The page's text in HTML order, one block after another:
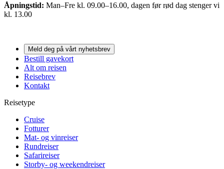
Åpningstid: Man–Fre kl. 09.00–16.00, dagen før rød dag stenger vi
kl. 13.00
Meld deg på vårt nyhetsbrev
Bestill gavekort
Alt om reisen
Reisebrev
Kontakt
Reisetype
Cruise
Fotturer
Mat- og vinreiser
Rundreiser
Safarireiser
Storby- og weekendreiser